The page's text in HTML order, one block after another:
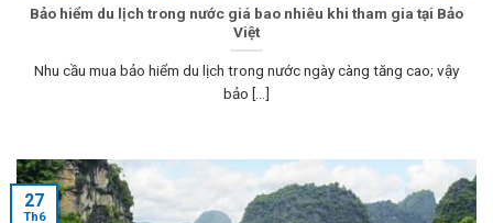
Bảo hiểm du lịch trong nước giá bao nhiêu khi tham gia tại Bảo
Việt
Nhu cầu mua bảo hiểm du lịch trong nước ngày càng tăng cao; vậy
bảo [...]
27
Th6